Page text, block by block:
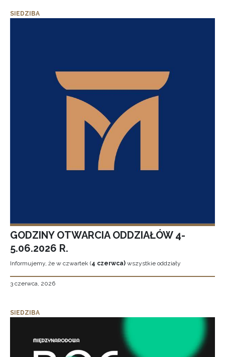
SIEDZIBA
GODZINY OTWARCIA ODDZIAŁÓW 4-
5.06.2026 R.
Informujemy, że w czwartek (4 czerwca) wszystkie oddziały
3 czerwca, 2026
SIEDZIBA